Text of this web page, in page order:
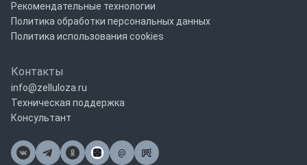
Рекомендательные технологии
Политика обработки персональных данных
Политика использования cookies
Контакты
info@zelluloza.ru
Техническая поддержка
Консультант
@
Почта